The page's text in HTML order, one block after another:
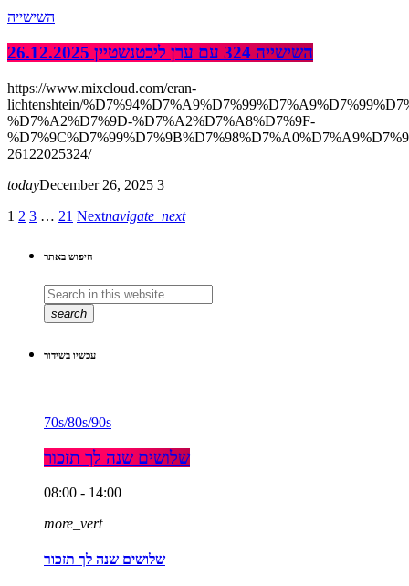
השישייה
השישייה 324 עם ערן ליכטנשטיין 26.12.2025
https://www.mixcloud.com/eran-
lichtenshtein/
%D7%A2%D7%9D-%D7%A2%D7%A8%D7%9F-
26122025324/
todayDecember 26, 2025 3
1 2 3 … 21 Nextnavigate_next
חיפוש באתר
search
עכשיו בשידור
70s/80s/90s
שלושים שנה לך תזכור
08:00 - 14:00
more_vert
שלושים שנה לך תזכור